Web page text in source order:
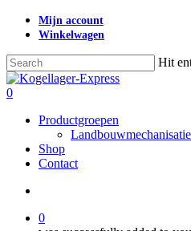
Skip
content
Mijn account
Winkelwagen
Hit
Close
Search
search
0
Productgroepen
Landbouwmechanisatie
Shop
Contact
0